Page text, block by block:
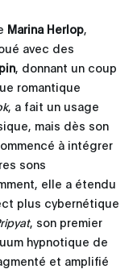
Marina Herlop
avec des
, donnant un coup
romantique
, a fait un usage
mais dès son
à intégrer
sons
elle a étendu
plus cybernétique
, son premier
hypnotique de
et amplifié